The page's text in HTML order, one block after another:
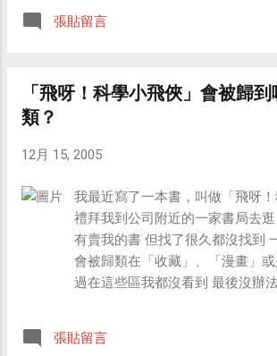
影 電影裡的手機響了 有個老外誤以為是沒
的說「hello」表示抗議 結果， 坐在附近另
張貼留言
「飛呀！科學小飛俠」會被歸
類？
12月 15, 2005
我最近寫了一本書，叫做「飛呀
禮拜我到公司附近的一家書局去
有賣我的書 但找了很久都沒找到
會被歸類在「收藏」、「漫畫」
過在這些區我都沒看到 最後沒辦
結果，我差點笑出來.......... 沒想到
張貼留言